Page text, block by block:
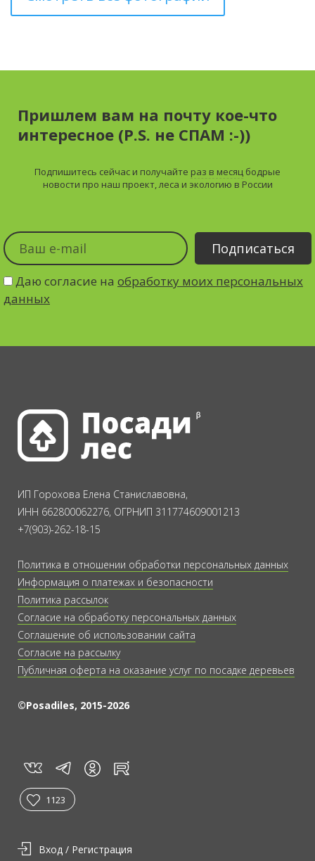
Пришлем вам на почту кое-что
интересное (P.S. не СПАМ :-))
Подпишитесь сейчас и получайте раз в месяц бодрые
новости про наш проект, леса и экологию в России
Даю согласие на обработку моих персональных
данных
ИП Горохова Елена Станиславовна,
ИНН 662800062276, ОГРНИП 311774609001213
+7(903)-262-18-15
Политика в отношении обработки персональных данных
Информация о платежах и безопасности
Политика рассылок
Согласие на обработку персональных данных
Соглашение об использовании сайта
Согласие на рассылку
Публичная оферта на оказание услуг по посадке деревьев
©Posadiles, 2015-2026
vk tg in rt
1123
Вход / Регистрация